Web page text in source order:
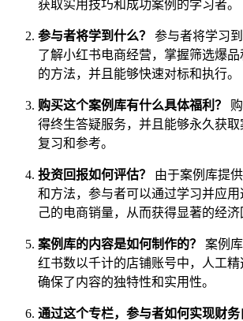
获取实用技巧和成功案例的学习者。
参与者将学到什么？
参与者将学习
了解小红书电商经营，掌握筛选爆
的方法，并且能够快速对标和执行。
购买这个案例库有什么具体福利？
得终生答疑服务，并且能够永久获
复习和参考。
投资回报如何评估？
由于案例库提
和方法，参与者可以通过学习并应
己的电商销量，从而获得显著的经济
案例库的内容是如何制作的？
案例
红书数以千计的店铺账号中，人工精
确保了内容的独特性和实用性。
通过这个专栏，参与者如何实现财务